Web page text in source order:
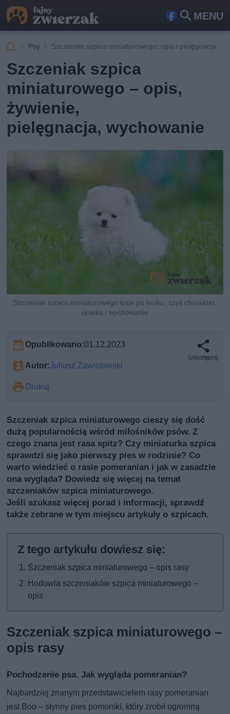
MENU
Fa
ook
Szu
kaj
Psy Szczeniak szpica miniaturowego: opis i pielęgnacja
Szczeniak szpica
miniaturowego – opis,
żywienie,
pielęgnacja, wychowanie
Szczeniak szpica miniaturowego krok po kroku, czyli charakter,
opieka i wychowanie
Opublikowano:01.12.2023
Autor:Juliusz Zawistowski
Drukuj
Udostępnij
Szczeniak szpica miniaturowego cieszy się dość
dużą popularnością wśród miłośników psów. Z
czego znana jest rasa spitz? Czy miniaturka szpica
sprawdzi się jako pierwszy pies w rodzinie? Co
warto wiedzieć o rasie pomeranian i jak w zasadzie
ona wygląda? Dowiedz się więcej na temat
szczeniaków szpica miniaturowego.
Jeśli szukasz więcej porad i informacji, sprawdź
także zebrane w tym miejscu artykuły o szpicach.
Szczeniak szpica miniaturowego – opis rasy
Hodowla szczeniaków szpica miniaturowego –
opis
Szczeniak szpica miniaturowego –
opis rasy
Pochodzenie psa. Jak wygląda pomeranian?
Najbardziej znanym przedstawicielem rasy pomeranian
jest Boo – słynny pies pomorski, który zrobił ogromną